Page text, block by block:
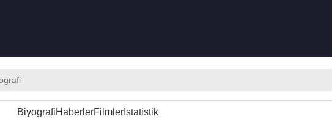
BiyografiHaberlerFilmler İstatistik